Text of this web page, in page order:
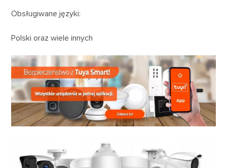
Obsługiwane języki:
Polski oraz wiele innych